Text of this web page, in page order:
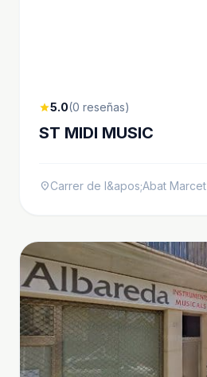
star5.0(0 reseñas)
ST MIDI MUSIC
location_onCarrer de l&apos;Abat Marcet